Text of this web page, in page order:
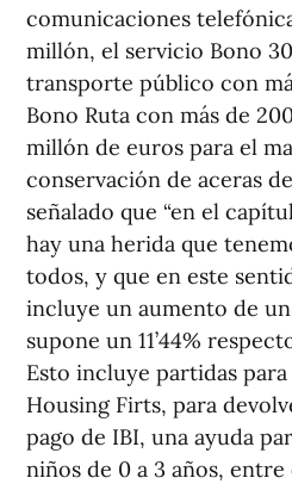
comunicaciones
millón, el servicio Bono
transporte público con
Bono Ruta con más de
millón de euros para el
conservación de aceras
señalado que “en el
hay una herida que
todos, y que en este
incluye un aumento de
supone un 11’44%
Esto incluye partidas
Housing Firts, para
pago de IBI, una ayuda
niños de 0 a 3 años,